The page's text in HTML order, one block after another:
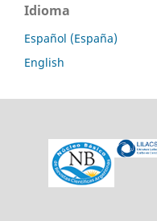
Idioma
Español (España)
English